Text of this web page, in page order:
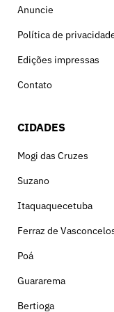
Anuncie
Política de
Edições impressas
Contato
CIDADES
Mogi das Cruzes
Suzano
Itaquaquecetuba
Ferraz de
Poá
Guararema
Bertioga